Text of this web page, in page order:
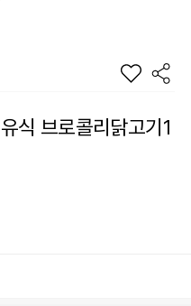
식 브로콜리닭고기1